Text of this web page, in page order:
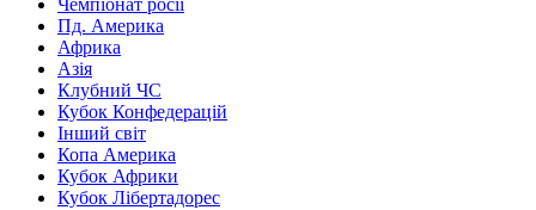
Чемпіонат росії
Пд. Америка
Африка
Азія
Клубний ЧС
Кубок Конфедерацій
Інший світ
Копа Америка
Кубок Африки
Кубок Лібертадорес